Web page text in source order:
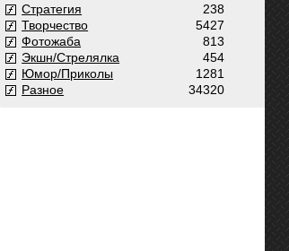
238
Стратегия
5427
Творчество
813
Фотожаба
454
Экшн/Стрелялка
1281
Юмор/Приколы
34320
Разное